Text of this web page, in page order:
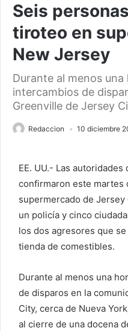
Seis
tiroteo en
New Jersey
Durante al menos
intercambios de
Greenville de Jersey
Redaccion 10 diciembre
EE. UU.- Las
confirmaron este martes
supermercado de
un policía y cinco
los dos agresores que
tienda de comestibles.
Durante al menos una
de disparos en la
City, cerca de Nueva
al cierre de una docena